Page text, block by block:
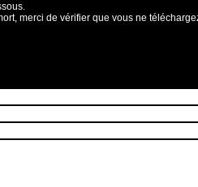
merci de vérifier que vous ne